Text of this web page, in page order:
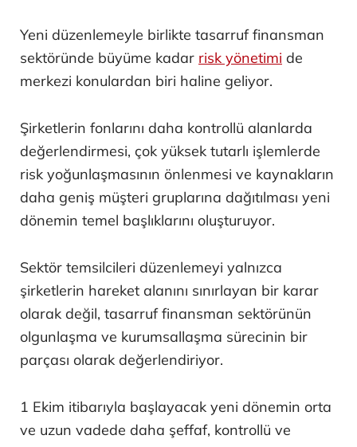
Yeni düzenlemeyle birlikte tasarruf finansman
sektöründe büyüme kadar risk yönetimi de
merkezi konulardan biri haline geliyor.
Şirketlerin fonlarını daha kontrollü alanlarda
değerlendirmesi, çok yüksek tutarlı işlemlerde
risk yoğunlaşmasının önlenmesi ve kaynakların
daha geniş müşteri gruplarına dağıtılması yeni
dönemin temel başlıklarını oluşturuyor.
Sektör temsilcileri düzenlemeyi yalnızca
şirketlerin hareket alanını sınırlayan bir karar
olarak değil, tasarruf finansman sektörünün
olgunlaşma ve kurumsallaşma sürecinin bir
parçası olarak değerlendiriyor.
1 Ekim itibarıyla başlayacak yeni dönemin orta
ve uzun vadede daha şeffaf, kontrollü ve